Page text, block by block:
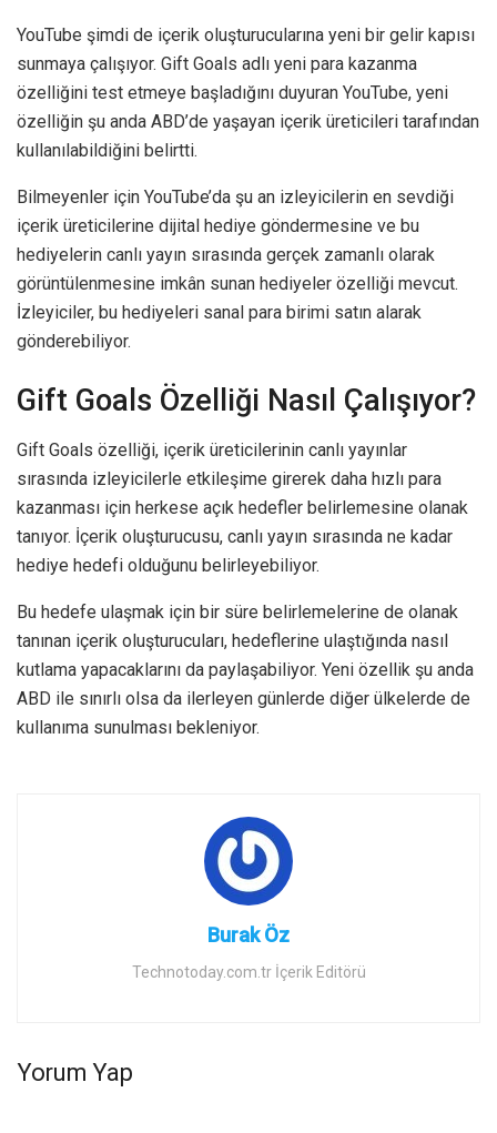
YouTube şimdi de içerik oluşturucularına yeni bir gelir kapısı
sunmaya çalışıyor. Gift Goals adlı yeni para kazanma
özelliğini test etmeye başladığını duyuran YouTube, yeni
özelliğin şu anda ABD’de yaşayan içerik üreticileri tarafından
kullanılabildiğini belirtti.
Bilmeyenler için YouTube’da şu an izleyicilerin en sevdiği
içerik üreticilerine dijital hediye göndermesine ve bu
hediyelerin canlı yayın sırasında gerçek zamanlı olarak
görüntülenmesine imkân sunan hediyeler özelliği mevcut.
İzleyiciler, bu hediyeleri sanal para birimi satın alarak
gönderebiliyor.
Gift Goals Özelliği Nasıl Çalışıyor?
Gift Goals özelliği, içerik üreticilerinin canlı yayınlar
sırasında izleyicilerle etkileşime girerek daha hızlı para
kazanması için herkese açık hedefler belirlemesine olanak
tanıyor. İçerik oluşturucusu, canlı yayın sırasında ne kadar
hediye hedefi olduğunu belirleyebiliyor.
Bu hedefe ulaşmak için bir süre belirlemelerine de olanak
tanınan içerik oluşturucuları, hedeflerine ulaştığında nasıl
kutlama yapacaklarını da paylaşabiliyor. Yeni özellik şu anda
ABD ile sınırlı olsa da ilerleyen günlerde diğer ülkelerde de
kullanıma sunulması bekleniyor.
Burak Öz
Technotoday.com.tr İçerik Editörü
Yorum Yap